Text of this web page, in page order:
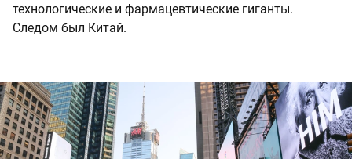
технологические и фармацевтические гиганты.
Следом был Китай.